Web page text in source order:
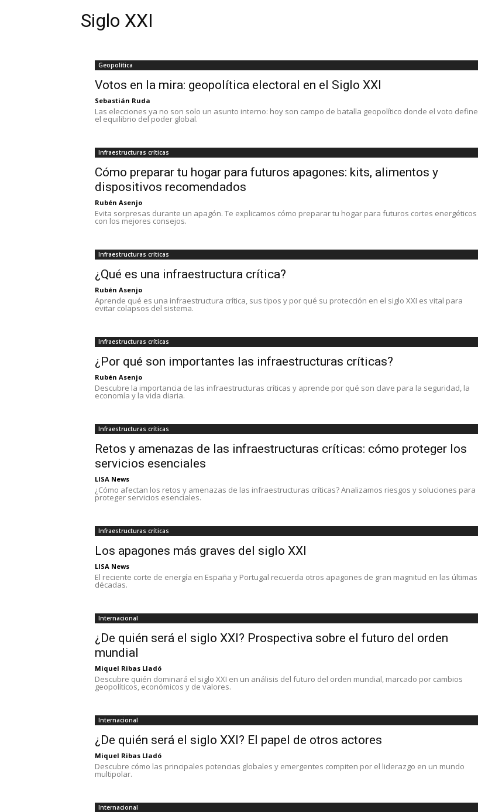
Siglo XXI
Geopolítica
Votos en la mira: geopolítica electoral en el Siglo XXI
Sebastián Ruda
Las elecciones ya no son solo un asunto interno: hoy son campo de batalla geopolítico donde el voto define
el equilibrio del poder global.
Infraestructuras críticas
Cómo preparar tu hogar para futuros apagones: kits, alimentos y
dispositivos recomendados
Rubén Asenjo
Evita sorpresas durante un apagón. Te explicamos cómo preparar tu hogar para futuros cortes energéticos
con los mejores consejos.
Infraestructuras críticas
¿Qué es una infraestructura crítica?
Rubén Asenjo
Aprende qué es una infraestructura crítica, sus tipos y por qué su protección en el siglo XXI es vital para
evitar colapsos del sistema.
Infraestructuras críticas
¿Por qué son importantes las infraestructuras críticas?
Rubén Asenjo
Descubre la importancia de las infraestructuras críticas y aprende por qué son clave para la seguridad, la
economía y la vida diaria.
Infraestructuras críticas
Retos y amenazas de las infraestructuras críticas: cómo proteger los
servicios esenciales
LISA News
¿Cómo afectan los retos y amenazas de las infraestructuras críticas? Analizamos riesgos y soluciones para
proteger servicios esenciales.
Infraestructuras críticas
Los apagones más graves del siglo XXI
LISA News
El reciente corte de energía en España y Portugal recuerda otros apagones de gran magnitud en las últimas
décadas.
Internacional
¿De quién será el siglo XXI? Prospectiva sobre el futuro del orden
mundial
Miquel Ribas Lladó
Descubre quién dominará el siglo XXI en un análisis del futuro del orden mundial, marcado por cambios
geopolíticos, económicos y de valores.
Internacional
¿De quién será el siglo XXI? El papel de otros actores
Miquel Ribas Lladó
Descubre cómo las principales potencias globales y emergentes compiten por el liderazgo en un mundo
multipolar.
Internacional